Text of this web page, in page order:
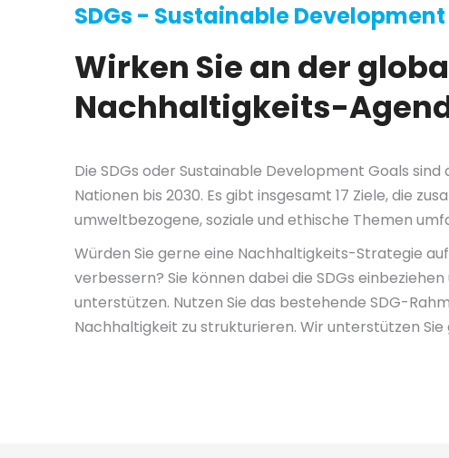
SDGs - Sustainable
Wirken Sie an der
Nachhaltigkeits-
Die SDGs oder Sustainable Development Goals
Nationen bis 2030. Es gibt insgesamt 17 Ziele, die
umweltbezogene, soziale und ethische Themen
Würden Sie gerne eine Nachhaltigkeits-Strategie
verbessern? Sie können dabei die SDGs
unterstützen. Nutzen Sie das bestehende SDG-
Nachhaltigkeit zu strukturieren. Wir unterstützen Sie